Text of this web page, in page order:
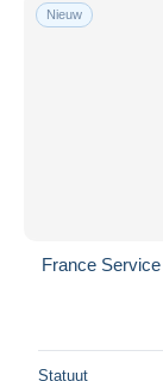
Nieuw
France
Statuut